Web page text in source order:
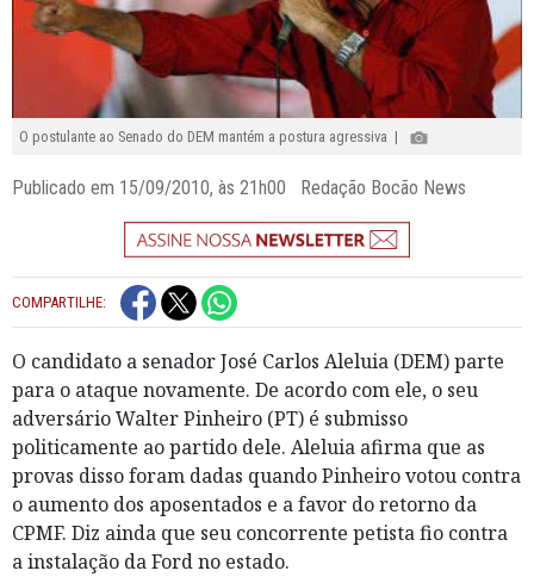
O postulante ao Senado do DEM mantém a postura agressiva |
Publicado em 15/09/2010, às 21h00 Redação Bocão News
COMPARTILHE:
O candidato a senador José Carlos Aleluia (DEM) parte
para o ataque novamente. De acordo com ele, o seu
adversário Walter Pinheiro (PT) é submisso
politicamente ao partido dele. Aleluia afirma que as
provas disso foram dadas quando Pinheiro votou contra
o aumento dos aposentados e a favor do retorno da
CPMF. Diz ainda que seu concorrente petista fio contra
a instalação da Ford no estado.